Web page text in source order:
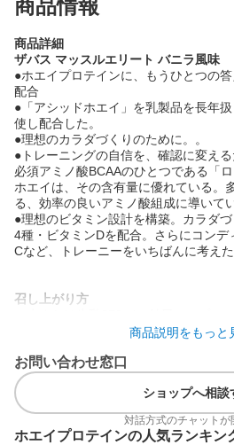
商品情報
商品詳細
ザバス マッスルエリート バニラ風味
●ホエイプロテインに、もうひとつの答
配合
●「アシッドホエイ」を乳製品を長年
使し配合した。
●理想のカラダづくりのために。。
●トレーニングの自信を、確認に変える
必須アミノ酸BCAAのひとつである「
ホエイは、その含有量に優れている。
る、効率の良いアミノ酸組成に導いてい
●理想のビタミン設計を構築。カラダ
4種・ビタミンDを配合。さらにコンデ
Cなど、トレーニーをいちばんに考えた
召し上がり方
・スプーン1杯の目安はすりきりです。
・目安：1日2回
※水または牛乳に溶かした後は速やか
※溶かす飲み物の量は、お好みに応じ
・プロテインシェイカーは別売りです
・プロテインの摂取には個人差があり
商品説明をもっと
お問い合わせ窓口
ショップへ相談
対話方式のチャットが
ホエイプロテインの人気ランキン